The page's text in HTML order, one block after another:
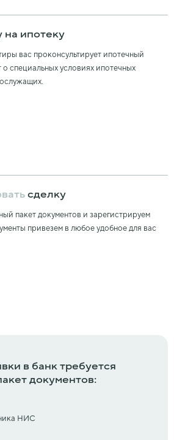
на ипотеку
вас проконсультирует ипотечный
специальных условиях ипотечных
сделку
пакет документов и зарегистрируем
привезем в любое удобное для вас
в банк требуется
документов:
НИС